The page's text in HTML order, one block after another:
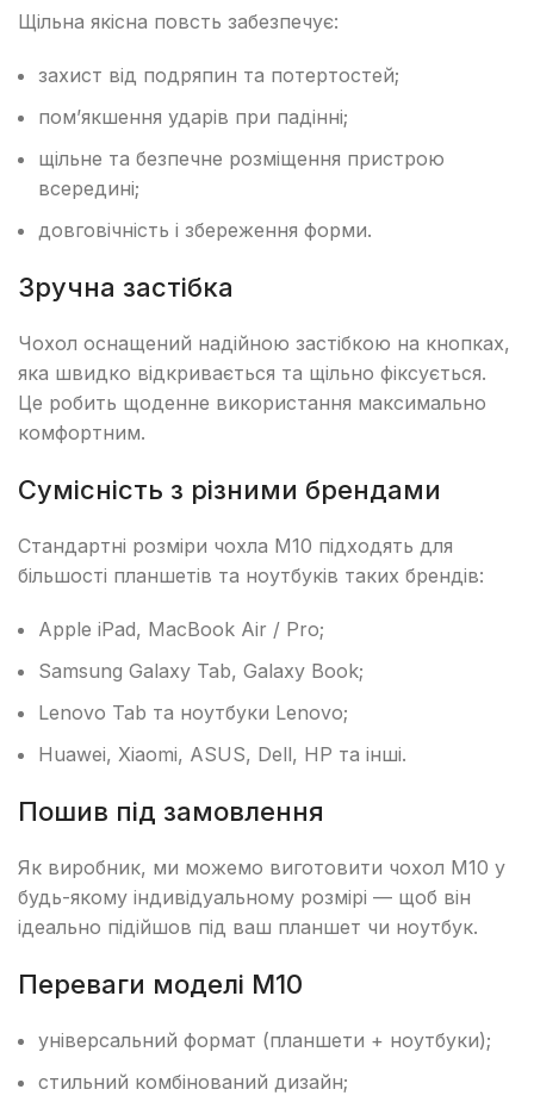
Щільна якісна повсть забезпечує:
захист від подряпин та потертостей;
пом’якшення ударів при падінні;
щільне та безпечне розміщення пристрою
всередині;
довговічність і збереження форми.
Зручна застібка
Чохол оснащений надійною застібкою на кнопках,
яка швидко відкривається та щільно фіксується.
Це робить щоденне використання максимально
комфортним.
Сумісність з різними брендами
Стандартні розміри чохла М10 підходять для
більшості планшетів та ноутбуків таких брендів:
Apple iPad, MacBook Air / Pro;
Samsung Galaxy Tab, Galaxy Book;
Lenovo Tab та ноутбуки Lenovo;
Huawei, Xiaomi, ASUS, Dell, HP та інші.
Пошив під замовлення
Як виробник, ми можемо виготовити чохол М10 у
будь-якому індивідуальному розмірі — щоб він
ідеально підійшов під ваш планшет чи ноутбук.
Переваги моделі М10
універсальний формат (планшети + ноутбуки);
стильний комбінований дизайн;